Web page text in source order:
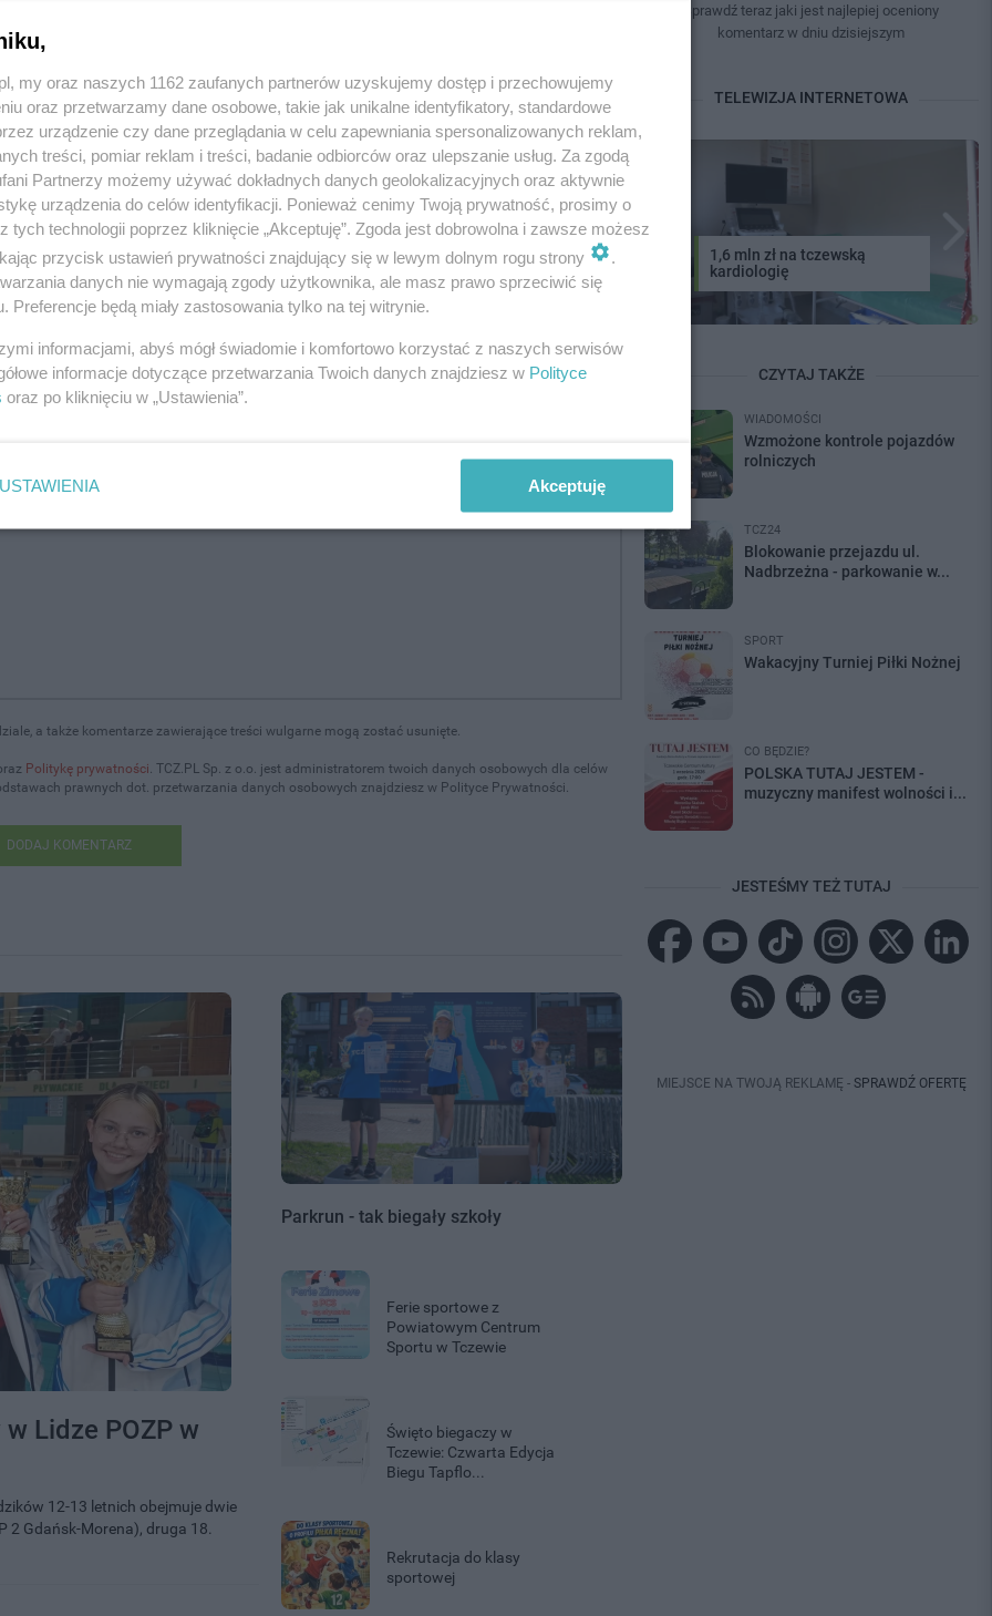
- przemoc, pomawianie, groźby, propagowanie nienawiści, fałszywe informacje, spam.
a także komentarze zawierające treści wulgarne mogą zostać usunięte.
Politykę prywatności . TCZ.PL Sp. z o.o. jest administratorem twoich danych osobowych dla celów
prawnych dot. przetwarzania danych osobowych znajdziesz w Polityce Prywatności.
DODAJ KOMENTARZ
Lidze POZP w
12-13 letnich obejmuje dwie
2 Gdańsk-Morena), druga 18.
Parkrun - tak biegały szkoły
Ferie sportowe z
Powiatowym Centrum
Sportu w Tczewie
Święto biegaczy w
Tczewie: Czwarta Edycja
Biegu Tapflo...
Rekrutacja do klasy
sportowej
Sprawdź teraz jaki jest najlepiej oceniony
komentarz w dniu dzisiejszym
TELEWIZJA INTERNETOWA
1,6 mln zł na tczewską
kardiologię
CZYTAJ TAKŻE
WIADOMOŚCI
Wzmożone kontrole pojazdów
rolniczych
TCZ24
Blokowanie przejazdu ul.
Nadbrzeżna - parkowanie w...
SPORT
Wakacyjny Turniej Piłki Nożnej
CO BĘDZIE?
POLSKA TUTAJ JESTEM -
muzyczny manifest wolności i...
JESTEŚMY TEŻ TUTAJ
MIEJSCE NA TWOJĄ REKLAMĘ - SPRAWDŹ OFERTĘ
my oraz naszych 1162 zaufanych partnerów uzyskujemy dostęp i przechowujemy
oraz przetwarzamy dane osobowe, takie jak unikalne identyfikatory, standardowe
urządzenie czy dane przeglądania w celu zapewniania spersonalizowanych reklam,
treści, pomiar reklam i treści, badanie odbiorców oraz ulepszanie usług. Za zgodą
Partnerzy możemy używać dokładnych danych geolokalizacyjnych oraz aktywnie
urządzenia do celów identyfikacji. Ponieważ cenimy Twoją prywatność, prosimy o
tych technologii poprzez kliknięcie „Akceptuję”. Zgoda jest dobrowolna i zawsze możesz
przycisk ustawień prywatności znajdujący się w lewym dolnym rogu strony
.
danych nie wymagają zgody użytkownika, ale masz prawo sprzeciwić się
Preferencje będą miały zastosowania tylko na tej witrynie.
informacjami, abyś mógł świadomie i komfortowo korzystać z naszych serwisów
informacje dotyczące przetwarzania Twoich danych znajdziesz w Polityce
oraz po kliknięciu w „Ustawienia”.
USTAWIENIA Akceptuję